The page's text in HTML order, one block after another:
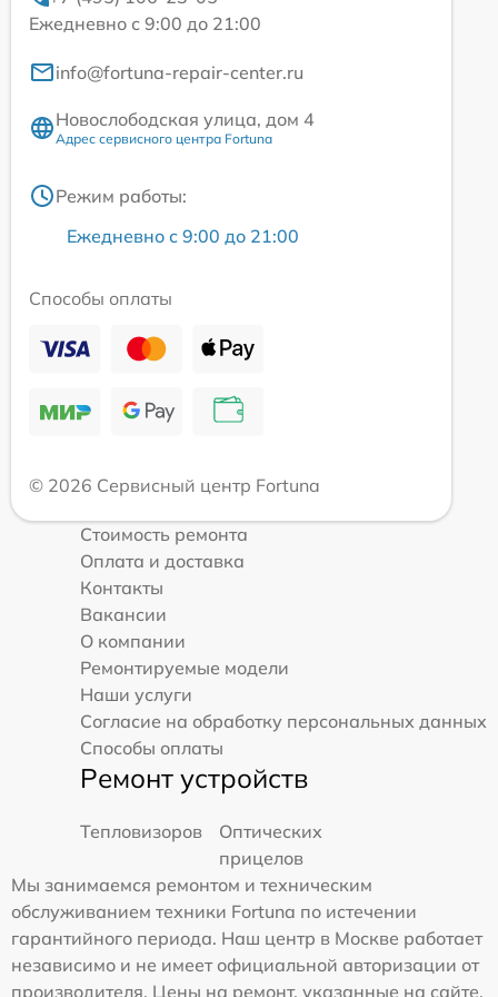
Ежедневно с 9:00 до 21:00
info@fortuna-repair-center.ru
Новослободская улица, дом 4
Адрес сервисного центра Fortuna
Режим работы:
Ежедневно с 9:00 до 21:00
Способы оплаты
© 2026 Сервисный центр Fortuna
Стоимость ремонта
Оплата и доставка
Контакты
Вакансии
О компании
Ремонтируемые модели
Наши услуги
Согласие на обработку персональных данных
Способы оплаты
Ремонт устройств
Тепловизоров
Оптических
прицелов
Мы занимаемся ремонтом и техническим
обслуживанием техники Fortuna по истечении
гарантийного периода. Наш центр в Москве работает
независимо и не имеет официальной авторизации от
производителя. Цены на ремонт, указанные на сайте,